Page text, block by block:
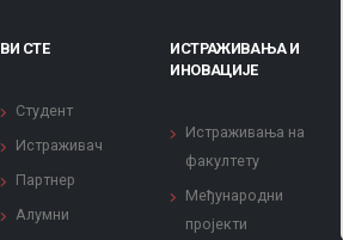
ВИ СТЕ
Студент
Истраживач
Партнер
Алумни
ИСТРАЖИВАЊА И
ИНОВАЦИЈЕ
Истраживања на
факултету
Међународни
пројекти